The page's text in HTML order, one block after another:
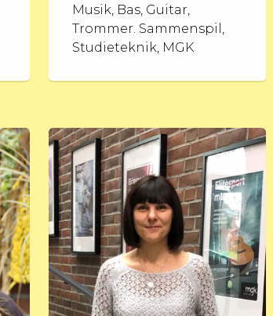
Musik, Bas, Guitar,
Trommer. Sammenspil,
Studieteknik, MGK